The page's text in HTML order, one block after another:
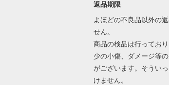
返品期限
よほどの不良品以外の
せん。
商品の検品は行ってお
少の小傷、ダメージ等
がございます。そうい
けません。